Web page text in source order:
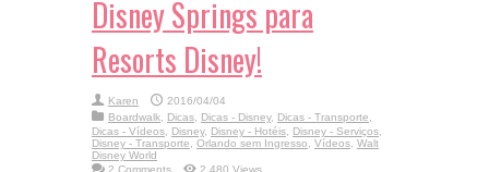
Disney Springs para
Resorts Disney!
Karen
2016/04/04
Boardwalk, Dicas, Dicas - Disney, Dicas - Transporte,
Dicas - Vídeos, Disney, Disney - Hotéis, Disney - Serviços,
Disney - Transporte, Orlando sem Ingresso, Vídeos, Walt
Disney World
2 Comments
2,480 Views